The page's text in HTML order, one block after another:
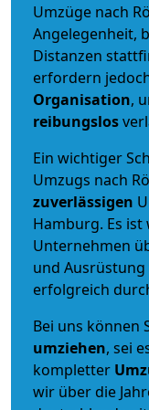
Umzüge nach
Angelegenheit,
Distanzen
erfordern
Organisation,
reibungslos
Ein wichtiger
Umzugs nach
zuverlässigen
Hamburg. Es
Unternehmen
und
erfolgreich
Bei uns können
umziehen, sei
kompletter
wir über die